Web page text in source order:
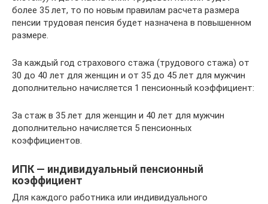
более 35 лет, то по новым правилам расчета размера
пенсии трудовая пенсия будет назначена в повышенном
размере.
За каждый год страхового стажа (трудового стажа) от
30 до 40 лет для женщин и от 35 до 45 лет для мужчин
дополнительно начисляется 1 пенсионный коэффициент:
За стаж в 35 лет для женщин и 40 лет для мужчин
дополнительно начисляется 5 пенсионных
коэффициентов.
ИПК — индивидуальный пенсионный
коэффициент
Для каждого работника или индивидуального